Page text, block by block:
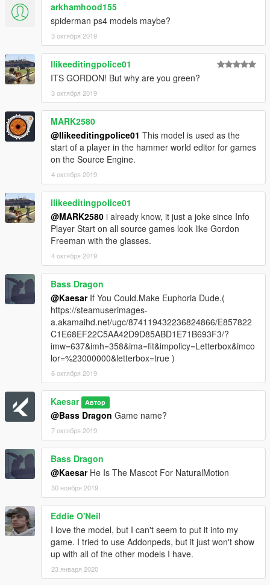
arkhamhood155
spiderman ps4 models maybe?
3 октября 2019
Ilikeeditingpolice01
ITS GORDON! But why are you green?
3 октября 2019
MARK2580
@Ilikeeditingpolice01 This model is used as the
start of a player in the hammer world editor for games
on the Source Engine.
4 октября 2019
Ilikeeditingpolice01
@MARK2580 i already know, it just a joke since Info
Player Start on all source games look like Gordon
Freeman with the glasses.
4 октября 2019
Bass Dragon
@KaesarIf You Could.Make Euphoria Dude.(
https://steamuserimages-
a.akamaihd.net/ugc/874119432236824866/E857822
C1E68EF22C5AA42D9D85ABD1E71B693F3/?
imw=637&imh=358&ima=fit&impolicy=Letterbox&imco
lor=%23000000&letterbox=true )
6 октября 2019
Kaesar Автор
@Bass Dragon Game name?
7 октября 2019
Bass Dragon
@KaesarHe Is The Mascot For NaturalMotion
30 ноября 2019
Eddie O'Neil
I love the model, but I can't seem to put it into my
game. I tried to use Addonpeds, but it just won't show
up with all of the other models I have.
23 января 2020